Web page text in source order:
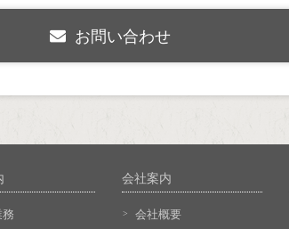
お問い合わせ
務
会社案内
会社概要